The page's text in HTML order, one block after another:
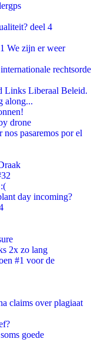
deel 4
We zijn er weer
rechtsorde
Links Liberaal Beleid.
along...
drone
nos pasaremos por el
day incoming?
2x zo lang
#1 voor de
claims over plagiaat
goede